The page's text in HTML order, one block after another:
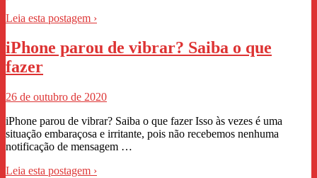
Leia esta postagem ›
iPhone parou de vibrar? Saiba o que
fazer
26 de outubro de 2020
iPhone parou de vibrar? Saiba o que fazer Isso às vezes é uma
situação embaraçosa e irritante, pois não recebemos nenhuma
notificação de mensagem …
Leia esta postagem ›